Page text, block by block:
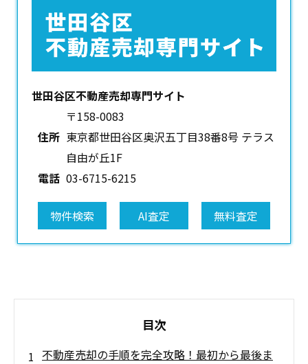
世田谷区不動産売却専門サイト
住所
〒158-0083
東京都世田谷区奥沢五丁目38番8号 テラス
自由が丘1F
電話 03-6715-6215
物件検索 AI査定 無料査定
目次
不動産売却の手順を完全攻略！最初から最後ま